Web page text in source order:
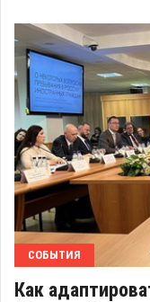
СОБЫТИЯ
Как